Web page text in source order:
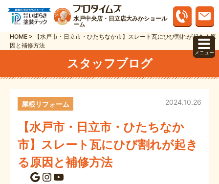
水戸中央店・日立店大みかショール
ーム
HOME >
【水戸市・日立市・ひたちなか市】スレート瓦にひび割れが起きる原
因と補修方法
スタッフブログ
【水戸市・日立市・ひたちなか
市】スレート瓦にひび割れが起き
る原因と補修方法
2024.10.26
屋根リフォーム
Google Instagram YouTube
メニュー